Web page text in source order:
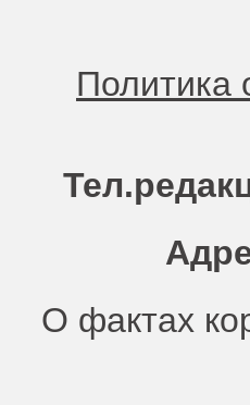
Политика
О фактах